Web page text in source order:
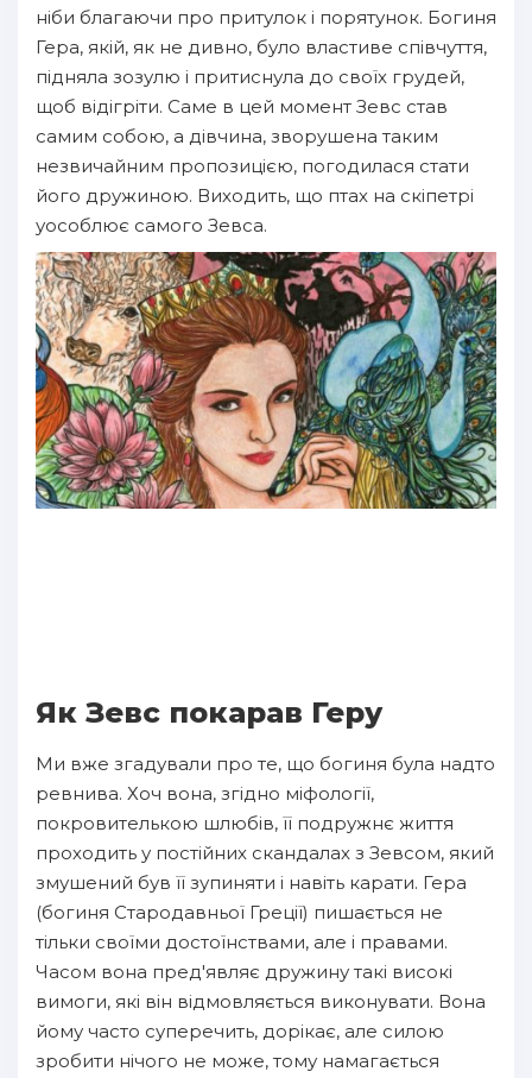
ніби благаючи про притулок і порятунок. Богиня
Гера, якій, як не дивно, було властиве співчуття,
підняла зозулю і притиснула до своїх грудей,
щоб відігріти. Саме в цей момент Зевс став
самим собою, а дівчина, зворушена таким
незвичайним пропозицією, погодилася стати
його дружиною. Виходить, що птах на скіпетрі
уособлює самого Зевса.
Як Зевс покарав Геру
Ми вже згадували про те, що богиня була надто
ревнива. Хоч вона, згідно міфології,
покровителькою шлюбів, її подружнє життя
проходить у постійних скандалах з Зевсом, який
змушений був її зупиняти і навіть карати. Гера
(богиня Стародавньої Греції) пишається не
тільки своїми достоїнствами, але і правами.
Часом вона пред'являє дружину такі високі
вимоги, які він відмовляється виконувати. Вона
йому часто суперечить, дорікає, але силою
зробити нічого не може, тому намагається